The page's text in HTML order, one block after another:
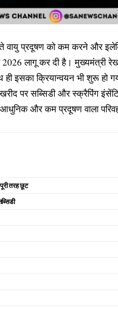
वायु प्रदूषण को कम करने और
लागू कर दी है। मुख्यमंत्री
इसका क्रियान्वयन भी शुरू हो
पर सब्सिडी और स्क्रैपिंग
आधुनिक और कम प्रदूषण वाला
तरह छूट